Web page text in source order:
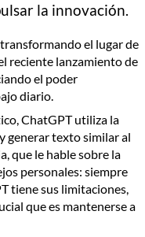
la innovación.
el lugar de
reciente lanzamiento de
el poder
diario.
ChatGPT utiliza la
generar texto similar al
que le hable sobre la
personales: siempre
tiene sus limitaciones,
que es mantenerse a